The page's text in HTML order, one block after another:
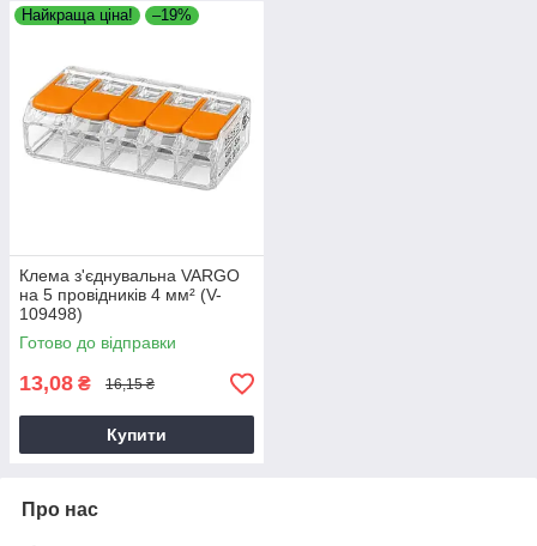
Найкраща ціна! –19%
Клема з'єднувальна VARGO
на 5 провідників 4 мм² (V-
109498)
Готово до відправки
13,08 ₴ 16,15 ₴
Купити
Про нас